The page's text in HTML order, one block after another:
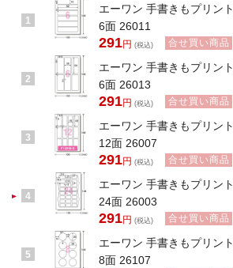
1
エーワン 手書きもプリン
6面 26011
291円 (税込) 合せ買い商品
2
エーワン 手書きもプリン
6面 26013
291円 (税込) 合せ買い商品
3
エーワン 手書きもプリン
12面 26007
291円 (税込) 合せ買い商品
4
エーワン 手書きもプリン
24面 26003
291円 (税込) 合せ買い商品
5
エーワン 手書きもプリン
8面 26107